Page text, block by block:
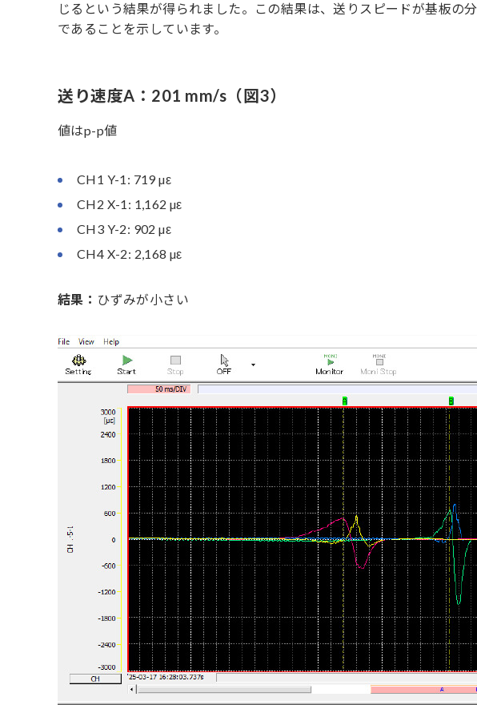
じるという結果が得られました。この結果は、送りスピードが基板の
であることを示しています。
送り速度A：201 mm/s（図3）
値はp-p値
CH1 Y-1: 719 µε
CH2 X-1: 1,162 µε
CH3 Y-2: 902 µε
CH4 X-2: 2,168 µε
結果： ひずみが小さい